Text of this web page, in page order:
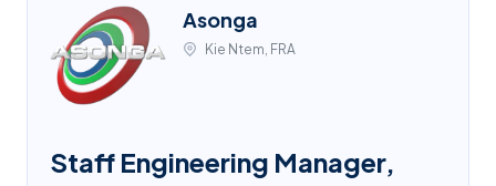
Asonga
Kie Ntem, FRA
Staff Engineering Manager,